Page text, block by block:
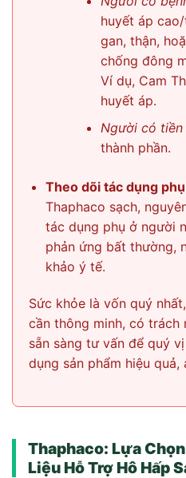
huyết áp
gan, thận,
chống đông
Ví dụ, Cam
huyết áp.
Người có tiền
thành phần.
Theo dõi tác dụng
Thaphaco sạch,
tác dụng phụ ở người
phản ứng bất thường,
khảo ý tế.
Sức khỏe là vốn quý
cần thông minh, có trách
sẵn sàng tư vấn để quý
dụng sản phẩm hiệu quả,
Thaphaco: Lựa
Liệu Hỗ Trợ Hô Hấp